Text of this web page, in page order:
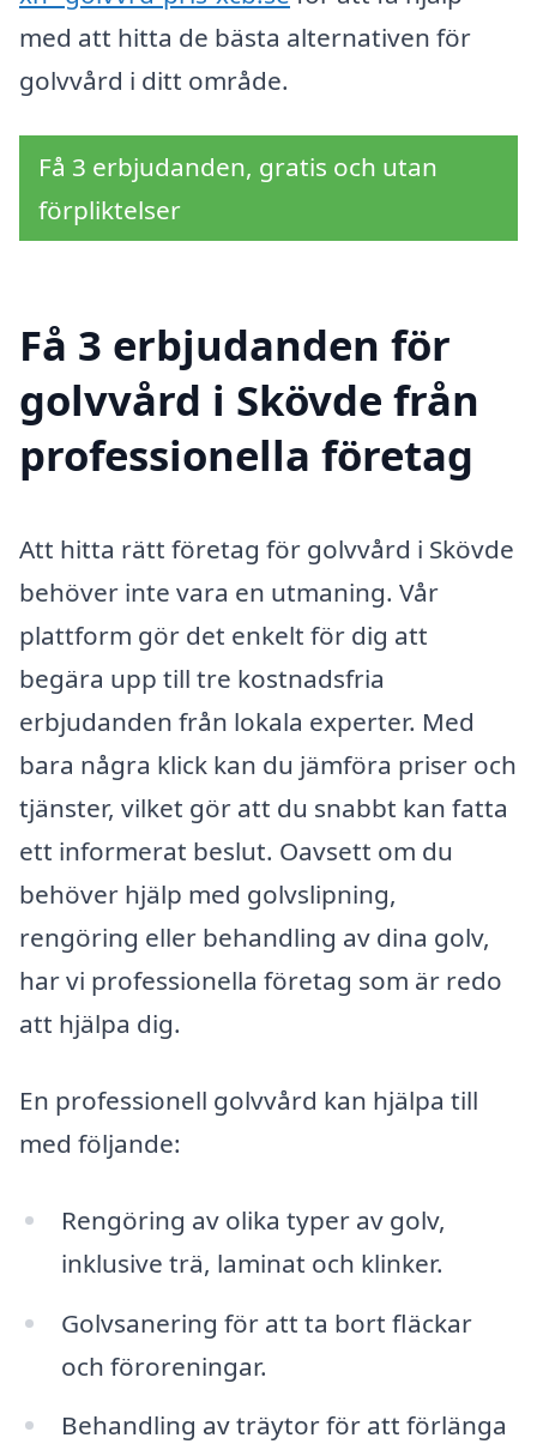
med att hitta de bästa alternativen för
golvvård i ditt område.
Få 3 erbjudanden, gratis och utan
förpliktelser
Få 3 erbjudanden för
golvvård i Skövde från
professionella företag
Att hitta rätt företag för golvvård i Skövde
behöver inte vara en utmaning. Vår
plattform gör det enkelt för dig att
begära upp till tre kostnadsfria
erbjudanden från lokala experter. Med
bara några klick kan du jämföra priser och
tjänster, vilket gör att du snabbt kan fatta
ett informerat beslut. Oavsett om du
behöver hjälp med golvslipning,
rengöring eller behandling av dina golv,
har vi professionella företag som är redo
att hjälpa dig.
En professionell golvvård kan hjälpa till
med följande:
Rengöring av olika typer av golv,
inklusive trä, laminat och klinker.
Golvsanering för att ta bort fläckar
och föroreningar.
Behandling av träytor för att förlänga